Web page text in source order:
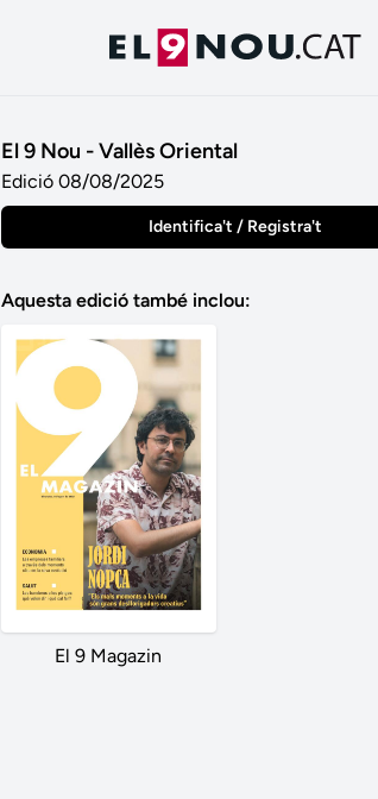
El 9 Nou - Vallès Oriental
Edició 08/08/2025
Identifica't / Registra't
Aquesta edició també inclou:
El 9 Magazin